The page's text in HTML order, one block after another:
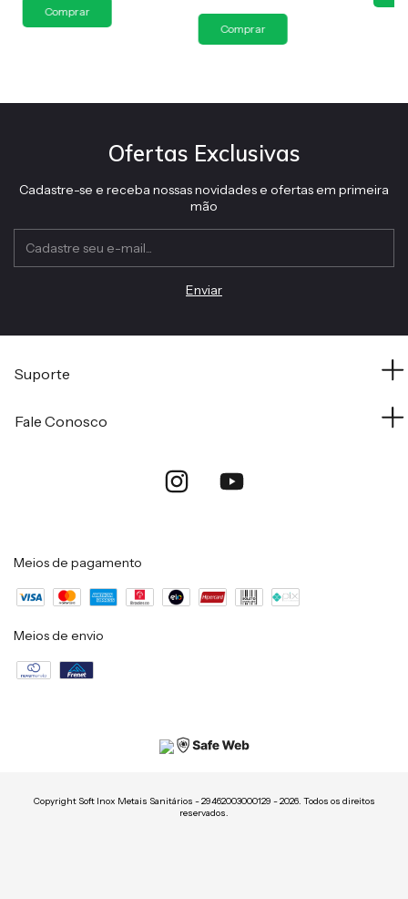
Ofertas Exclusivas
Cadastre-se e receba nossas novidades e ofertas em primeira
mão
Suporte
Fale Conosco
Meios de pagamento
Meios de envio
Copyright Soft Inox Metais Sanitários - 29462003000129 - 2026. Todos os direitos
reservados.